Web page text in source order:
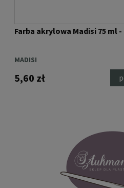
Farba akrylowa Madisi 75 ml -
MADISI
5,60 zł